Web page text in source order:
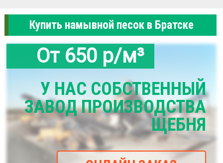
Купить намывной песок в Братске
От 650 р/м³
У НАС СОБСТВЕННЫЙ
ЗАВОД ПРОИЗВОДСТВА
ЩЕБНЯ